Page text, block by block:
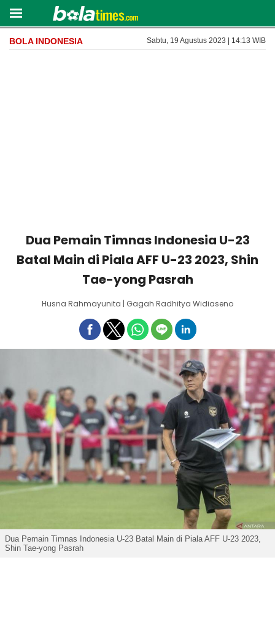
BOLA INDONESIA Sabtu, 19 Agustus 2023 | 14:13 WIB
Dua Pemain Timnas Indonesia U-23
Batal Main di Piala AFF U-23 2023, Shin
Tae-yong Pasrah
Husna Rahmayunita | Gagah Radhitya Widiaseno
Dua Pemain Timnas Indonesia U-23 Batal Main di Piala AFF U-23 2023,
Shin Tae-yong Pasrah